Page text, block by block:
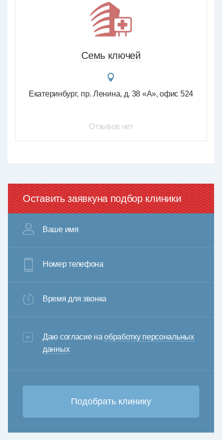
Семь ключей
Екатеринбург пр. Ленина, д. 38 «А», офис 524
Отзывов нет
Оставить заявкуна подбор клиники
Ваше имя
Номер телефона
Время для звонка
3+6=
Даю согласие наобработку персональных
данных